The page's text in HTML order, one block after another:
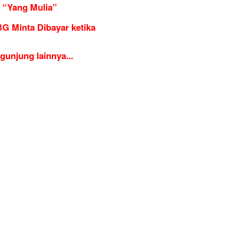
Mulia”
Minta Dibayar ketika
lainnya...